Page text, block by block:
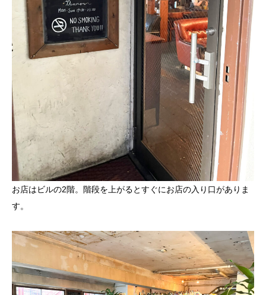
お店はビルの2階。階段を上がるとすぐにお店の入り口がありま
す。